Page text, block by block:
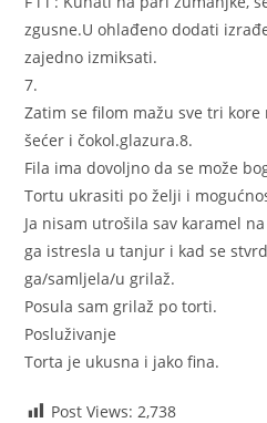
zgusne.U ohlađeno dodati
zajedno izmiksati.
7.
Zatim se filom mažu sve tri
šećer i čokol.glazura.8.
Fila ima dovoljno da se može
Tortu ukrasiti po želji i
Ja nisam utrošila sav karamel
ga istresla u tanjur i kad se
ga/samljela/u grilaž.
Posula sam grilaž po torti.
Posluživanje
Torta je ukusna i jako fina.
Post Views: 2,738